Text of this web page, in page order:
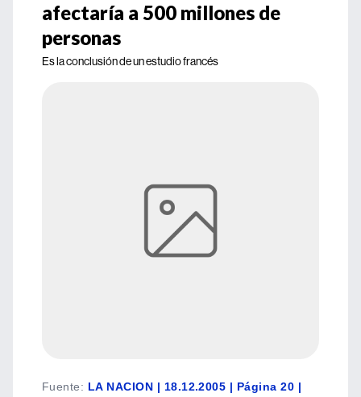
afectaría a 500 millones de
personas
Es la conclusión de un estudio francés
Fuente: LA NACION | 18.12.2005 | Página 20 |